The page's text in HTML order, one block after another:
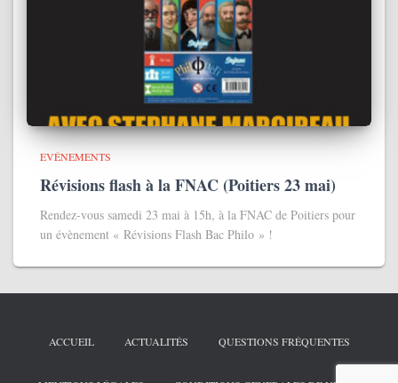
EVÉNEMENTS
Révisions flash à la FNAC (Poitiers 23 mai)
Rendez-vous samedi 23 mai à 15h, à la FNAC de Poitiers pour
un évènement « Révisions Flash Bac Philo » !
ACCUEIL ACTUALITÉS QUESTIONS FRÉQUENTES